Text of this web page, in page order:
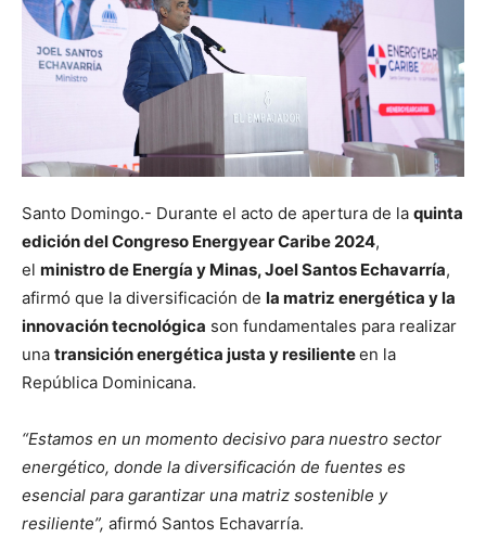
Santo Domingo.- Durante el acto de apertura de la quinta
edición del Congreso Energyear Caribe 2024,
el ministro de Energía y Minas, Joel Santos Echavarría,
afirmó que la diversificación de la matriz energética y la
innovación tecnológica son fundamentales para realizar
una transición energética justa y resilienteen la
República Dominicana.
“Estamos en un momento decisivo para nuestro sector
energético, donde la diversificación de fuentes es
esencial para garantizar una matriz sostenible y
resiliente”, afirmó Santos Echavarría.